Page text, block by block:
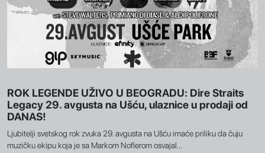
ROK LEGENDE UŽIVO U BEOGRADU: Dire Straits
Legacy 29. avgusta na Ušću, ulaznice u prodaji od
DANAS!
Ljubitelji svetskog rok zvuka 29. avgusta na Ušću imaće priliku da čuju
muzičku ekipu koja je sa Markom Noflerom osvajal...